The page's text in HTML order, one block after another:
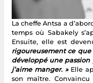
La cheffe Antsa a
temps où Sabakely
Ensuite, elle est
rigoureusement ce
développé une
j’aime manger. »Elle
son maître.